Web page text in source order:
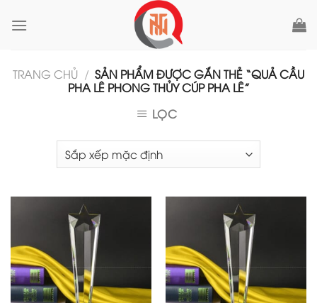
TRANG CHỦ / SẢN PHẨM ĐƯỢC GẮN THẺ “QUẢ CẦU
PHA LÊ PHONG THỦY CÚP PHA LÊ”
LỌC